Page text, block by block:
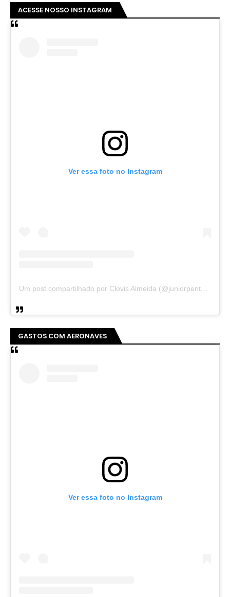
ACESSE NOSSO INSTAGRAM
Ver essa foto no Instagram
Um post compartilhado por Clovis Almeida (@juniorpentecoste01)
GASTOS COM AERONAVES
Ver essa foto no Instagram